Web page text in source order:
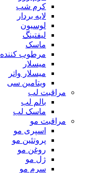
کرم شب
لایه بردار
لوسیون
لیفتینگ
ماسک
مرطوب کننده
میسلار
میسلار واتر
ویتامین سی
مراقبت لب
بالم لب
ماسک لب
مراقبت مو
اسپری مو
پروتئین مو
روغن مو
ژل مو
سرم مو